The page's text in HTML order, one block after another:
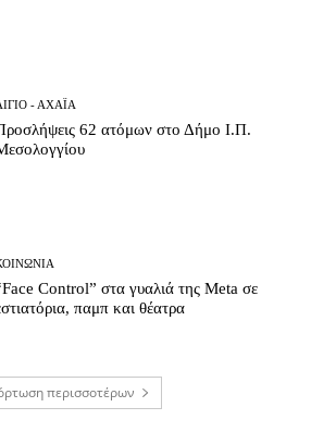
- ΑΧΑΪ́Α
62 ατόμων στο Δήμο Ι.Π.
Control” στα γυαλιά της Meta σε
παμπ και θέατρα
περισσοτέρων